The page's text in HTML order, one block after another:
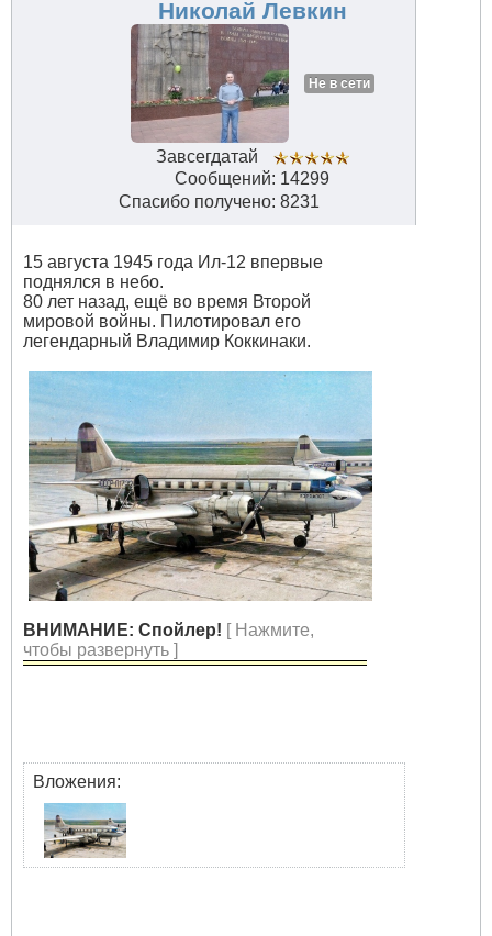
Николай Левкин
Не в сети
Завсегдатай
Сообщений: 14299
Спасибо получено: 8231
15 августа 1945 года Ил-12 впервые
поднялся в небо.
80 лет назад, ещё во время Второй
мировой войны. Пилотировал его
легендарный Владимир Коккинаки.
ВНИМАНИЕ: Спойлер! [ Нажмите,
чтобы развернуть ]
Вложения: